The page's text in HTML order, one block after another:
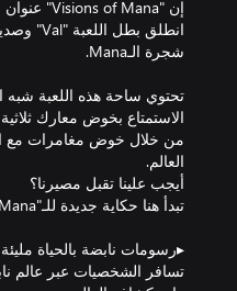
تحتوي ساحة هذه اللعبة شبه
من خلال خوض مغامرات مع